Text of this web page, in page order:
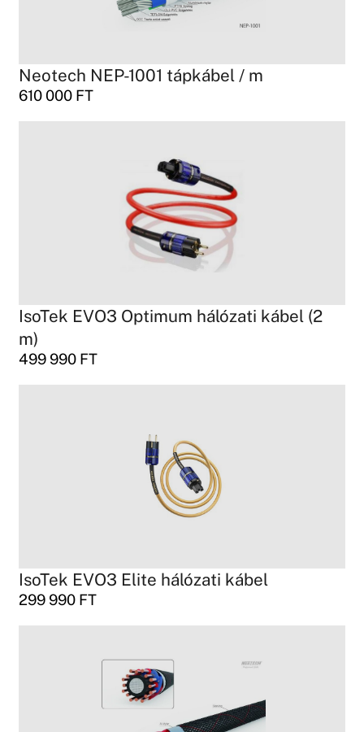
Neotech NEP-1001 tápkábel / m
610 000 FT
IsoTek EVO3 Optimum hálózati kábel (2
m)
499 990 FT
IsoTek EVO3 Elite hálózati kábel
299 990 FT